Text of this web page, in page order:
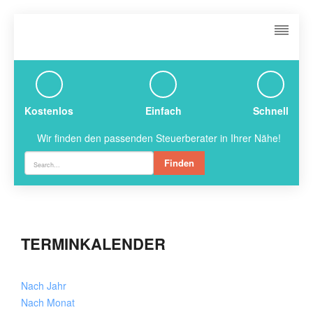
Kostenlos Einfach
Schnell
Wir finden den passenden Steuerberater in Ihrer Nähe!
Finden
TERMINKALENDER
Nach Jahr
Nach Monat